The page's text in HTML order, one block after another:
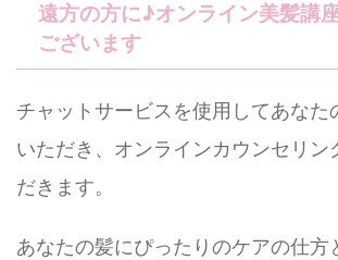
遠方の方に♪オンライン美髪講
ございます
チャットサービスを使用してあなた
いただき、オンラインカウンセリン
だきます。
あなたの髪にぴったりのケアの仕方